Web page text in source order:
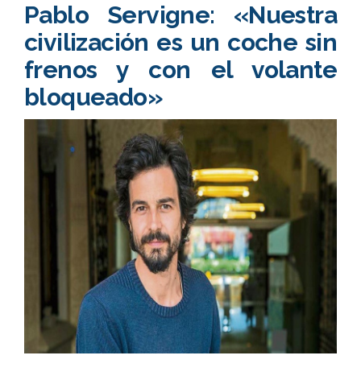
Pablo Servigne: «Nuestra
civilización es un coche sin
frenos y con el volante
bloqueado»